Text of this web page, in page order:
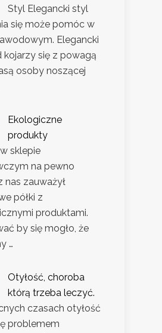
Styl Elegancki styl
się może pomóc w
Elegancki
kojarzy się z powagą
osoby noszącej
Ekologiczne
produkty
sklepie
na pewno
nas zauważył
półki z
produktami.
by się mogło, że
…
Otyłość, choroba
którą trzeba leczyć.
czasach otyłość
problemem